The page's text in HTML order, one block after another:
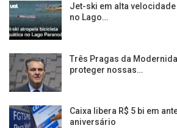
Jet-ski em alta
no Lago…
Três Pragas da
proteger nossas…
Caixa libera R$ 5 bi em
aniversário